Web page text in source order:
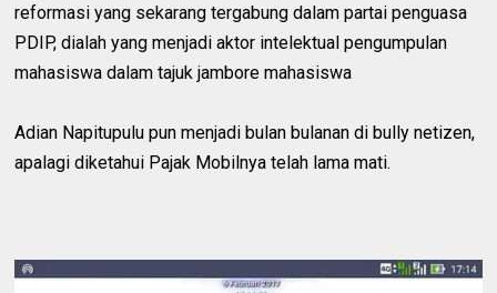
reformasi yang sekarang tergabung dalam partai penguasa
PDIP, dialah yang menjadi aktor intelektual pengumpulan
mahasiswa dalam tajuk jambore mahasiswa
Adian Napitupulu pun menjadi bulan bulanan di bully netizen,
apalagi diketahui Pajak Mobilnya telah lama mati.